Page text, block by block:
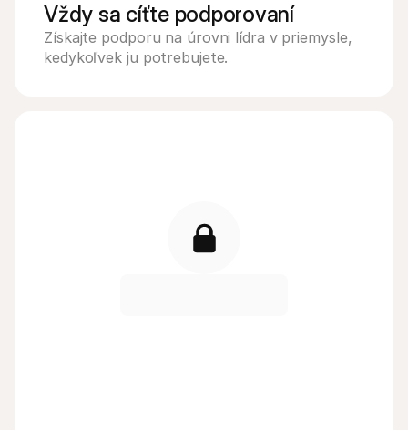
Vždy sa cíťte podporovaní
Získajte podporu na úrovni lídra v priemysle,
kedykoľvek ju potrebujete.